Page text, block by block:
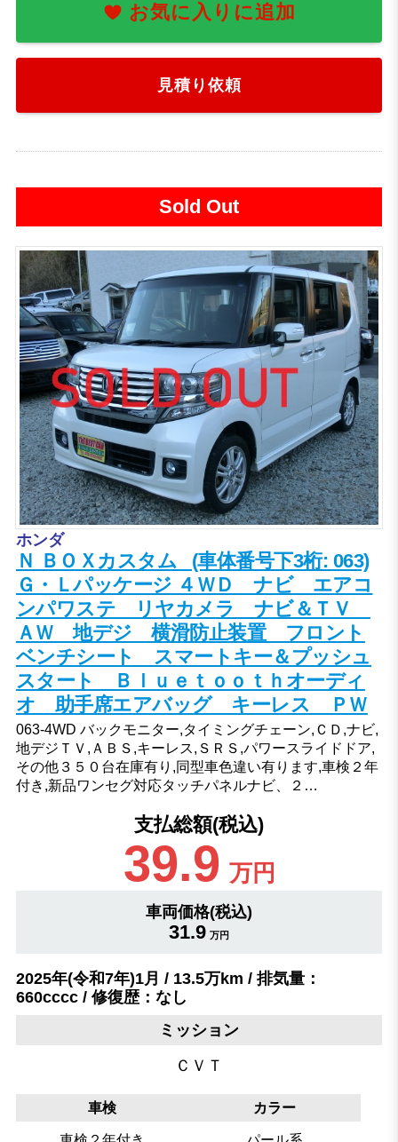
お気に入りに追加
見積り依頼
Sold Out
ホンダ
Ｎ ＢＯＸカスタム (車体番号下3桁: 063)
Ｇ・Ｌパッケージ ４ＷＤ ナビ エアコ
ンパワステ リヤカメラ ナビ＆ＴＶ
ＡＷ 地デジ 横滑防止装置 フロント
ベンチシート スマートキー＆プッシュ
スタート Ｂｌｕｅｔｏｏｔｈオーディ
オ 助手席エアバッグ キーレス ＰＷ
063-4WD バックモニター,タイミングチェーン,ＣＤ,ナビ,
地デジＴＶ,ＡＢＳ,キーレス,ＳＲＳ,パワースライドドア,
その他３５０台在庫有り,同型車色違い有ります,車検２年
付き,新品ワンセグ対応タッチパネルナビ、２…
支払総額(税込)
39.9 万円
車両価格(税込)
31.9 万円
2025年(令和7年)1月 / 13.5万km / 排気量：
660cccc / 修復歴：なし
ミッション
ＣＶＴ
車検 カラー